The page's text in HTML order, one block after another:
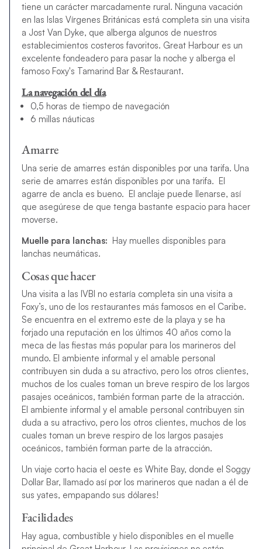
tiene un carácter marcadamente rural. Ninguna vacación
en las Islas Vírgenes Británicas está completa sin una visita
a Jost Van Dyke, que alberga algunos de nuestros
establecimientos costeros favoritos. Great Harbour es un
excelente fondeadero para pasar la noche y alberga el
famoso Foxy's Tamarind Bar & Restaurant.
La navegación del día
0,5 horas de tiempo de navegación
6 millas náuticas
Amarre
Una serie de amarres están disponibles por una tarifa. Una
serie de amarres están disponibles por una tarifa. El
agarre de ancla es bueno. El anclaje puede llenarse, así
que asegúrese de que tenga bastante espacio para hacer
moverse.
Muelle para lanchas: Hay muelles disponibles para
lanchas neumáticas.
Cosas que hacer
Una visita a las IVBI no estaría completa sin una visita a
Foxy’s, uno de los restaurantes más famosos en el Caribe.
Se encuentra en el extremo este de la playa y se ha
forjado una reputación en los últimos 40 años como la
meca de las fiestas más popular para los marineros del
mundo. El ambiente informal y el amable personal
contribuyen sin duda a su atractivo, pero los otros clientes,
muchos de los cuales toman un breve respiro de los largos
pasajes oceánicos, también forman parte de la atracción.
El ambiente informal y el amable personal contribuyen sin
duda a su atractivo, pero los otros clientes, muchos de los
cuales toman un breve respiro de los largos pasajes
oceánicos, también forman parte de la atracción.
Un viaje corto hacia el oeste es White Bay, donde el Soggy
Dollar Bar, llamado así por los marineros que nadan a él de
sus yates, empapando sus dólares!
Facilidades
Hay agua, combustible y hielo disponibles en el muelle